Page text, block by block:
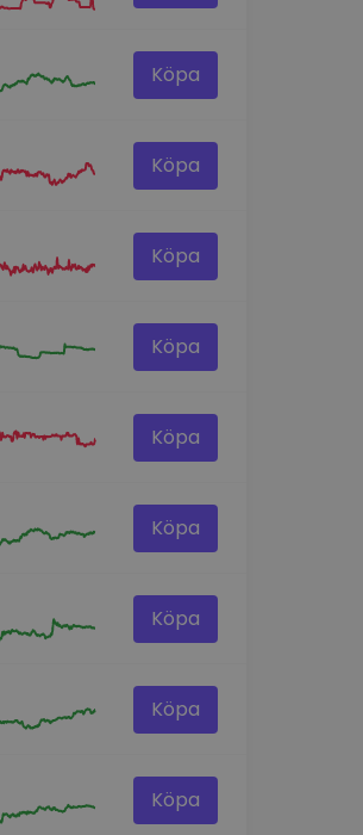
Köpa
Köpa
Köpa
Köpa
Köpa
Köpa
Köpa
Köpa
Köpa